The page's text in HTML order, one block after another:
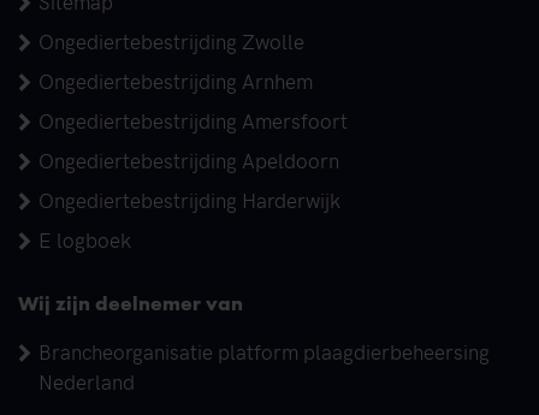
Ongediertebestrijding Zwolle
Ongediertebestrijding Arnhem
Ongediertebestrijding Amersfoort
Ongediertebestrijding Apeldoorn
Ongediertebestrijding Harderwijk
E logboek
Wij zijn deelnemer van
Brancheorganisatie platform plaagdierbeheersing
Nederland